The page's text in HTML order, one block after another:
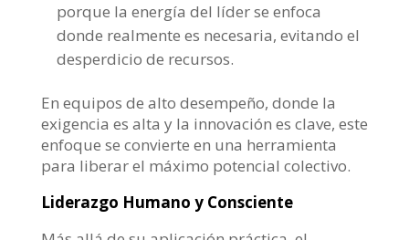
porque la energía del líder se enfoca
donde realmente es necesaria, evitando el
desperdicio de recursos.
En equipos de alto desempeño, donde la
exigencia es alta y la innovación es clave, este
enfoque se convierte en una herramienta
para liberar el máximo potencial colectivo.
Liderazgo Humano y Consciente